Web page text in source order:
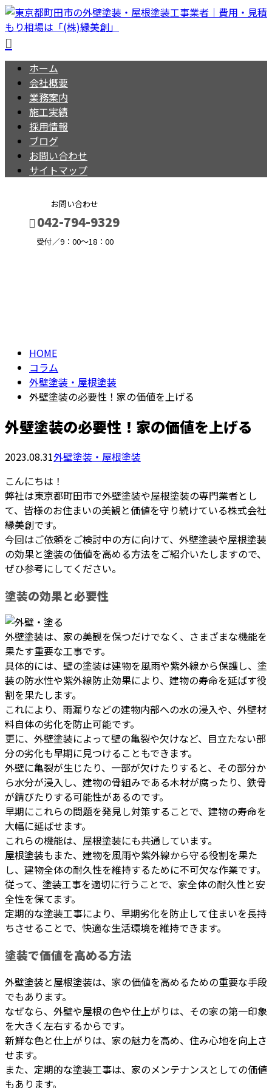
ホーム
会社概要
業務案内
施工実績
採用情報
ブログ
お問い合わせ
サイトマップ
お問い合わせ
042-794-9329
受付／9：00～18：00
HOME
コラム
外壁塗装・屋根塗装
外壁塗装の必要性！家の価値を上げる
外壁塗装の必要性！家の価値を上げる
2023.08.31外壁塗装・屋根塗装
こんにちは！
弊社は東京都町田市で外壁塗装や屋根塗装の専門業者とし
て、皆様のお住まいの美観と価値を守り続けている株式会社
縁美創です。
今回はご依頼をご検討中の方に向けて、外壁塗装や屋根塗装
の効果と塗装の価値を高める方法をご紹介いたしますので、
ぜひ参考にしてください。
塗装の効果と必要性
外壁塗装は、家の美観を保つだけでなく、さまざまな機能を
果たす重要な工事です。
具体的には、壁の塗装は建物を風雨や紫外線から保護し、塗
装の防水性や紫外線防止効果により、建物の寿命を延ばす役
割を果たします。
これにより、雨漏りなどの建物内部への水の浸入や、外壁材
料自体の劣化を防止可能です。
更に、外壁塗装によって壁の亀裂や欠けなど、目立たない部
分の劣化も早期に見つけることもできます。
外壁に亀裂が生じたり、一部が欠けたりすると、その部分か
ら水分が浸入し、建物の骨組みである木材が腐ったり、鉄骨
が錆びたりする可能性があるのです。
早期にこれらの問題を発見し対策することで、建物の寿命を
大幅に延ばせます。
これらの機能は、屋根塗装にも共通しています。
屋根塗装もまた、建物を風雨や紫外線から守る役割を果た
し、建物全体の耐久性を維持するために不可欠な作業です。
従って、塗装工事を適切に行うことで、家全体の耐久性と安
全性を保てます。
定期的な塗装工事により、早期劣化を防止して住まいを長持
ちさせることで、快適な生活環境を維持できます。
塗装で価値を高める方法
外壁塗装と屋根塗装は、家の価値を高めるための重要な手段
でもあります。
なぜなら、外壁や屋根の色や仕上がりは、その家の第一印象
を大きく左右するからです。
新鮮な色と仕上がりは、家の魅力を高め、住み心地を向上さ
せます。
また、定期的な塗装工事は、家のメンテナンスとしての価値
もあります。